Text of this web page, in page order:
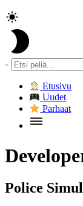
Etusivu
Uudet
Parhaat
Police